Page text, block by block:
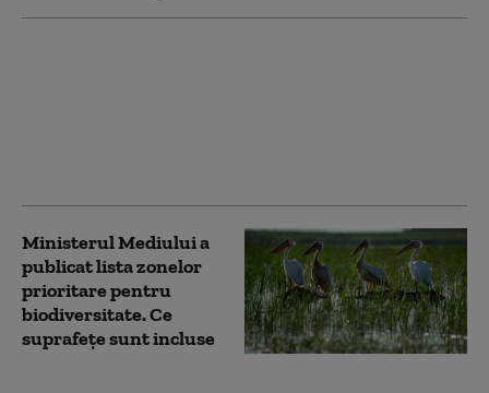
Ministerul Mediului a
publicat lista zonelor
prioritare pentru
biodiversitate. Ce
suprafețe sunt incluse